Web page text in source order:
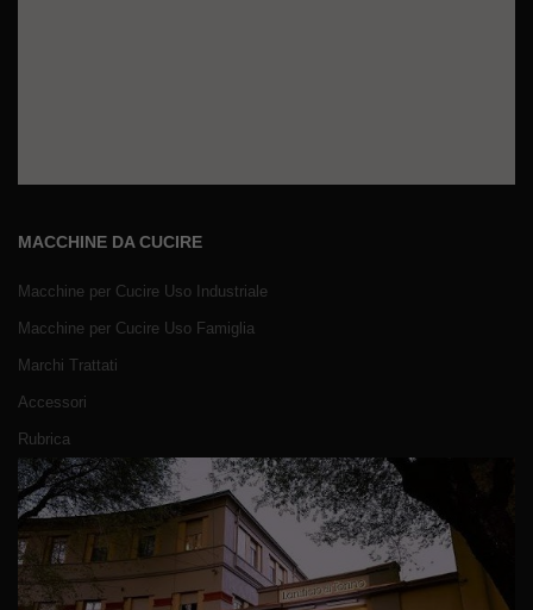
MACCHINE DA CUCIRE
Macchine per Cucire Uso Industriale
Macchine per Cucire Uso Famiglia
Marchi Trattati
Accessori
Rubrica